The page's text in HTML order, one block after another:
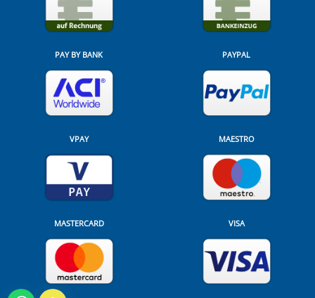
PAY BY BANK PAYPAL
VPAY MAESTRO
MASTERCARD VISA